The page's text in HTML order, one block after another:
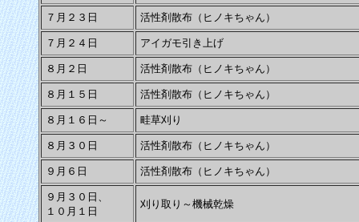
７月２３日 活性剤散布（ヒノキちゃん）
７月２４日 アイガモ引き上げ
８月２日 活性剤散布（ヒノキちゃん）
８月１５日 活性剤散布（ヒノキちゃん）
８月１６日～ 畦草刈り
８月３０日 活性剤散布（ヒノキちゃん）
９月６日 活性剤散布（ヒノキちゃん）
９月３０日、
１０月１日
刈り取り～機械乾燥